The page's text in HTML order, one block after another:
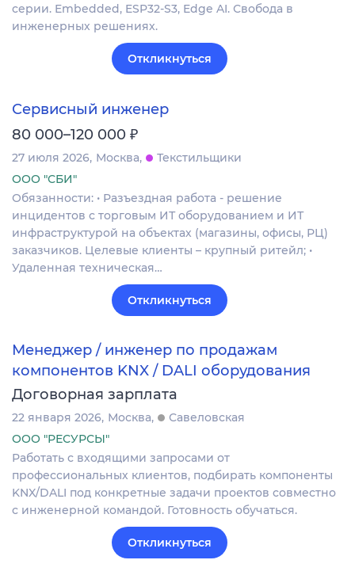
серии. Embedded, ESP32-S3, Edge AI. Свобода в
инженерных решениях.
Откликнуться
Сервисный инженер
80 000–120 000 ₽
27 июля 2026 Москва
Текстильщики
ООО "СБИ"
Обязанности: • Разъездная работа - решение
инцидентов с торговым ИТ оборудованием и ИТ
инфраструктурой на объектах (магазины, офисы, РЦ)
заказчиков. Целевые клиенты – крупный ритейл; •
Удаленная техническая…
Откликнуться
Менеджер / инженер по продажам
компонентов KNX / DALI оборудования
Договорная зарплата
22 января 2026 Москва
Савеловская
ООО "РЕСУРСЫ"
Работать с входящими запросами от
профессиональных клиентов, подбирать компоненты
KNX/DALI под конкретные задачи проектов совместно
с инженерной командой. Готовность обучаться.
Откликнуться